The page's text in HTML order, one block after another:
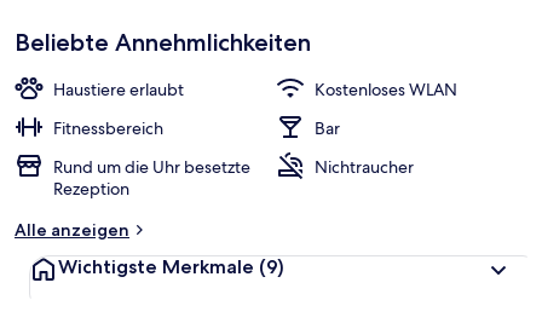
Beliebte Annehmlichkeiten
Haustiere erlaubt
Kostenloses WLAN
Fitnessbereich
Bar
Rund um die Uhr besetzte
Rezeption
Nichtraucher
Alle anzeigen
Wichtigste Merkmale (9)